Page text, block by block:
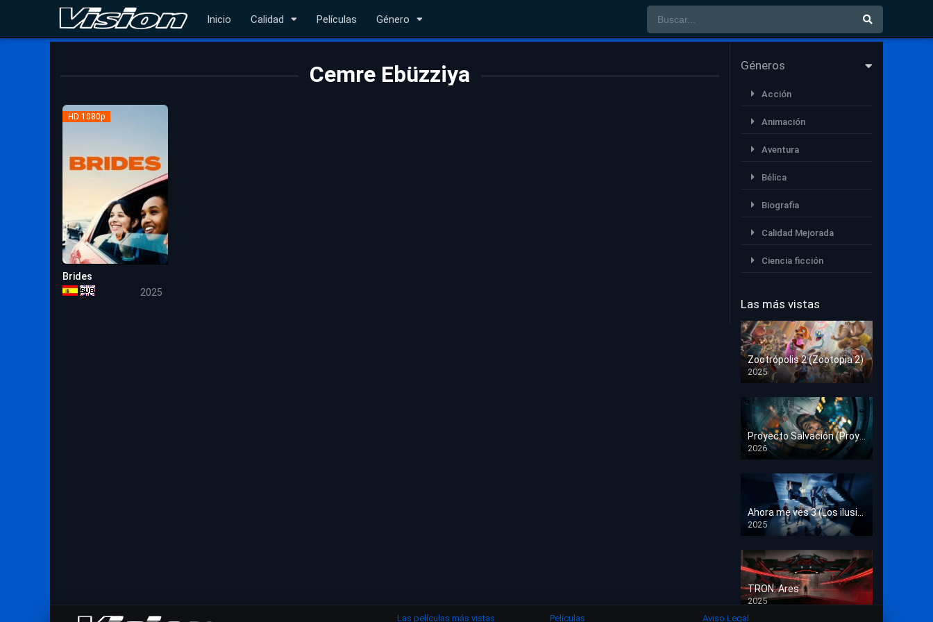
Inicio Calidad Películas Género
Cemre Ebüzziya
HD 1080p
Brides
2025
Géneros
Acción
Animación
Aventura
Bélica
Biografia
Calidad Mejorada
Ciencia ficción
Deporte
Documental
Drama
Estrénos en Cine
Familia
Familiar
Fantasía
Guerra
Historia
Misterio
Las más vistas
Zootrópolis 2 (Zootopia 2)
2025
HD 1080p
2026
HD 1080p
2025
HD 1080p
TRON: Ares
2025
HD 1080p
Las películas más vistas Películas Aviso Legal